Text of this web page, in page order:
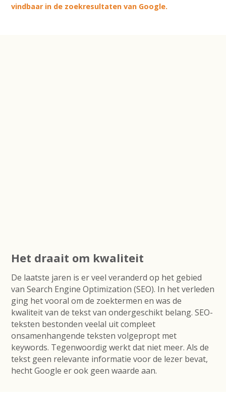
vindbaar in de zoekresultaten van Google.
Het draait om kwaliteit
De laatste jaren is er veel veranderd op het gebied
van Search Engine Optimization (SEO). In het verleden
ging het vooral om de zoektermen en was de
kwaliteit van de tekst van ondergeschikt belang. SEO-
teksten bestonden veelal uit compleet
onsamenhangende teksten volgepropt met
keywords. Tegenwoordig werkt dat niet meer. Als de
tekst geen relevante informatie voor de lezer bevat,
hecht Google er ook geen waarde aan.